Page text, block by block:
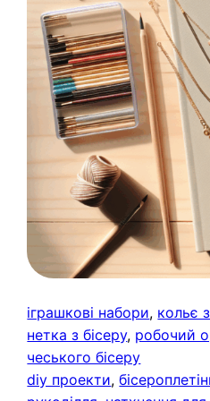
іграшкові набори, кольє
нетка з бісеру, робочий
чеського бісеру
diy проекти,